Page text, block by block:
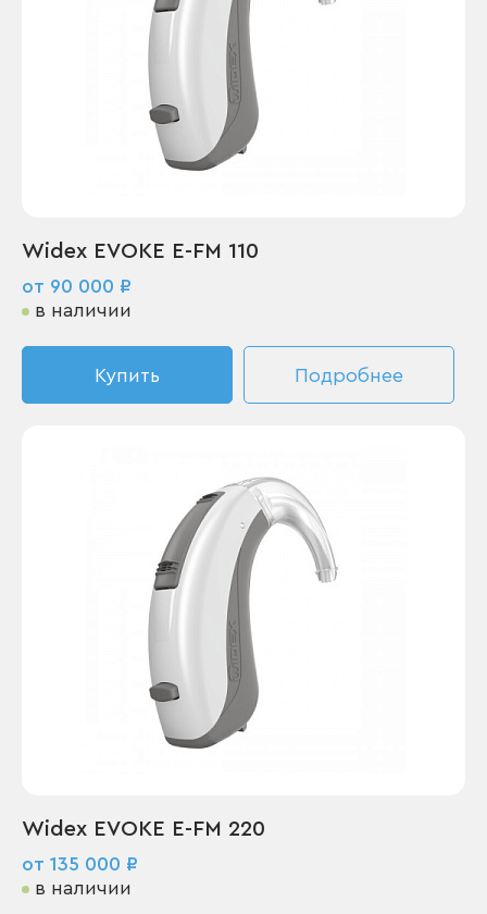
Widex EVOKE E-FM 110
от 90 000 ₽
в наличии
Купить Подробнее
Widex EVOKE E-FM 220
от 135 000 ₽
в наличии